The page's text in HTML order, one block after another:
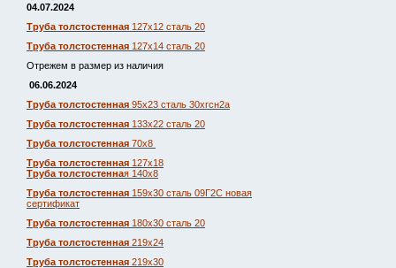
04.07.2024
Труба толстостенная 127х12 сталь 20
Труба толстостенная 127х14 сталь 20
Отрежем в размер из наличия
06.06.2024
Труба толстостенная 95х23 сталь 30хгсн2а
Труба толстостенная 133х22 сталь 20
Труба толстостенная 70х8
Труба толстостенная 127х18
Труба толстостенная 140х8
Труба толстостенная 159х30 сталь 09Г2С новая
сертификат
Труба толстостенная 180х30 сталь 20
Труба толстостенная 219х24
Труба толстостенная 219х30